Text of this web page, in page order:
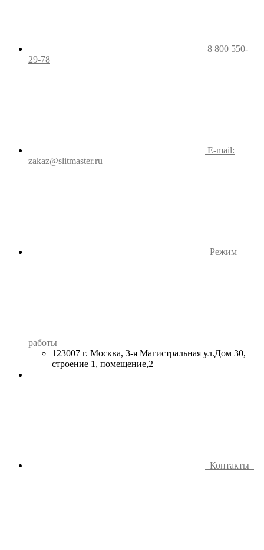
8 800 550-
29-78
E-mail:
zakaz@slitmaster.ru
Режим
работы
123007 г. Москва, 3-я Магистральная ул.Дом 30,
строение 1, помещение,2
Контакты